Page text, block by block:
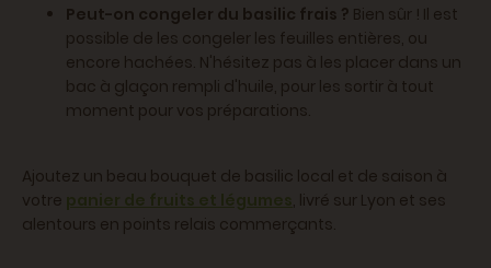
Peut-on congeler du basilic frais ? Bien sûr ! Il est
possible de les congeler les feuilles entières, ou
encore hachées. N'hésitez pas à les placer dans un
bac à glaçon rempli d'huile, pour les sortir à tout
moment pour vos préparations.
Ajoutez un beau bouquet de basilic local et de saison à
votre panier de fruits et légumes, livré sur Lyon et ses
alentours en points relais commerçants.